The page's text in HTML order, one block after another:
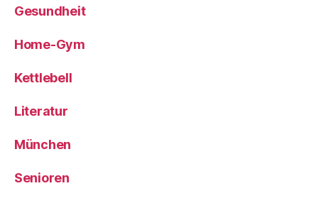
Gesundheit
Home-Gym
Kettlebell
Literatur
München
Senioren